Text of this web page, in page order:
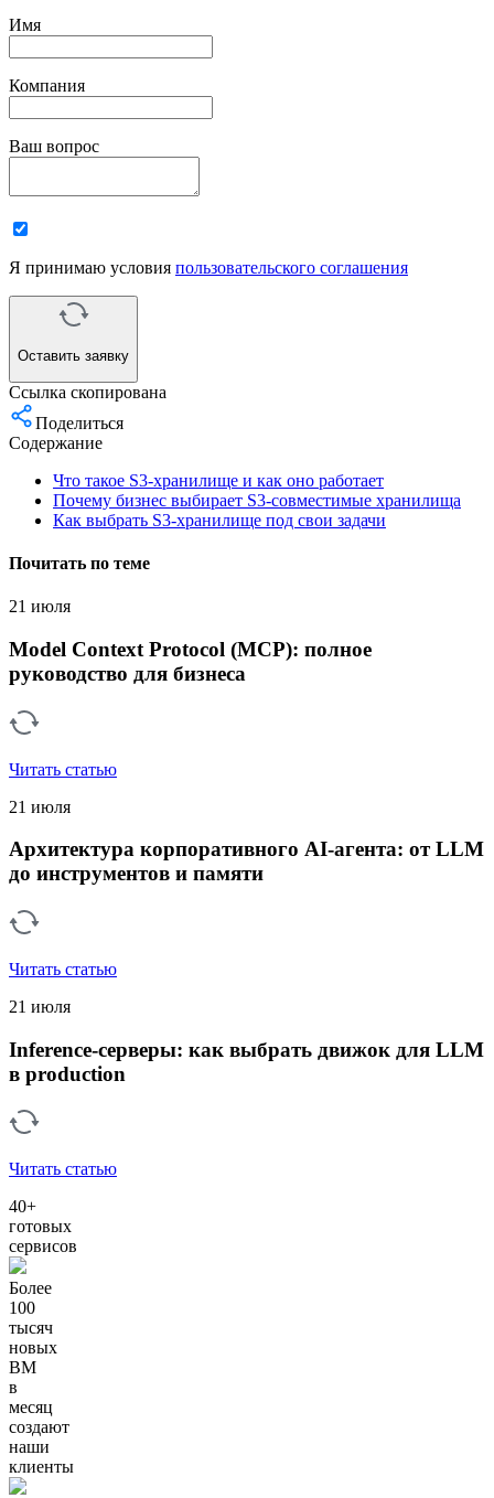
Имя
Компания
Ваш вопрос
Я принимаю условия пользовательского соглашения
Оставить заявку
Ссылка скопирована
Поделиться
Содержание
Что такое S3-хранилище и как оно работает
Почему бизнес выбирает S3-совместимые хранилища
Как выбрать S3-хранилище под свои задачи
Почитать по теме
21 июля
Model Context Protocol (MCP): полное
руководство для бизнеса
Читать статью
21 июля
Архитектура корпоративного AI-агента: от LLM
до инструментов и памяти
Читать статью
21 июля
Inference-серверы: как выбрать движок для LLM
в production
Читать статью
40+
готовых
сервисов
Более
100
тысяч
новых
ВМ
в
месяц
создают
наши
клиенты